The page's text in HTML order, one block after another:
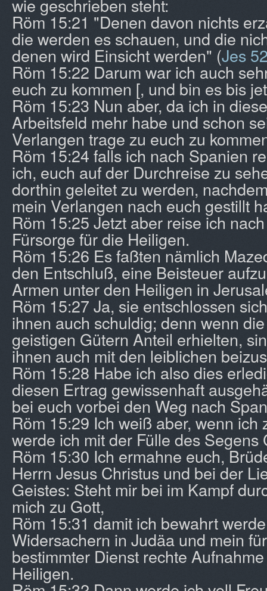
wie geschrieben steht:
Röm 15:21 "Denen davon nichts
die werden es schauen, und die
denen wird Einsicht werden" (Jes
Röm 15:22 Darum war ich auch
euch zu kommen [, und bin es bis
Röm 15:23 Nun aber, da ich in
Arbeitsfeld mehr habe und schon
Verlangen trage zu euch zu
Röm 15:24 falls ich nach Spanien
ich, euch auf der Durchreise zu
dorthin geleitet zu werden,
mein Verlangen nach euch gestillt
Röm 15:25 Jetzt aber reise ich
Fürsorge für die Heiligen.
Röm 15:26 Es faßten nämlich
den Entschluß, eine Beisteuer
Armen unter den Heiligen in
Röm 15:27 Ja, sie entschlossen
ihnen auch schuldig; denn wenn
geistigen Gütern Anteil erhielten,
ihnen auch mit den leiblichen
Röm 15:28 Habe ich also dies
diesen Ertrag gewissenhaft
bei euch vorbei den Weg nach
Röm 15:29 Ich weiß aber, wenn ich
werde ich mit der Fülle des Segens
Röm 15:30 Ich ermahne euch,
Herrn Jesus Christus und bei der
Geistes: Steht mir bei im Kampf
mich zu Gott,
Röm 15:31 damit ich bewahrt
Widersachern in Judäa und mein
bestimmter Dienst rechte
Heiligen.